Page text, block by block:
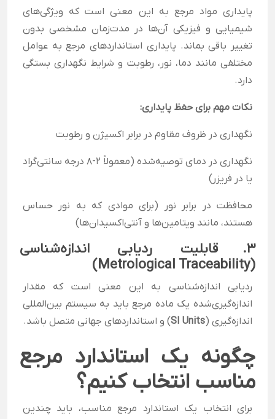
پایداری مواد مرجع به این معنی است که ویژگی‌های
شیمیایی و فیزیکی آن‌ها در مدت‌زمان مشخصی بدون
تغییر باقی بماند. پایداری استانداردهای مرجع به عوامل
مختلفی مانند دما، نور، رطوبت و شرایط نگهداری بستگی
دارد.
نکات مهم برای حفظ پایداری:
نگهداری در ظروف مقاوم در برابر اکسیژن و رطوبت
نگهداری در دمای توصیه‌شده (معمولاً ۲-۸ درجه سانتی‌گراد
یا در فریزر)
محافظت در برابر نور (برای موادی که به نور حساس
هستند، مانند ویتامین‌ها و آنتی‌اکسیدان‌ها)
۳.
قابلیت ردیابی اندازه‌شناسی
(Metrological Traceability)
ردیابی اندازه‌شناسی به این معنی است که مقدار
اندازه‌گیری‌شده یک ماده مرجع باید به سیستم بین‌المللی
اندازه‌گیری (SI Units) و استانداردهای جهانی متصل باشد.
چگونه یک استاندارد مرجع
مناسب انتخاب کنیم؟
برای انتخاب یک استاندارد مرجع مناسب، باید چندین